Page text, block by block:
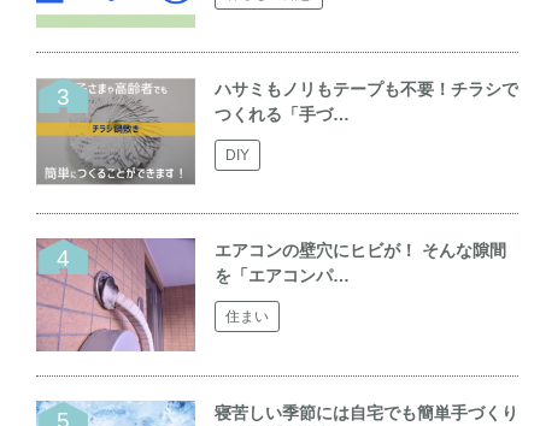
ハサミもノリもテープも不要！チラシで
つくれる「手づ…
DIY
エアコンの壁穴にヒビが！ そんな隙間
を「エアコンパ…
住まい
寝苦しい季節には自宅でも簡単手づくり